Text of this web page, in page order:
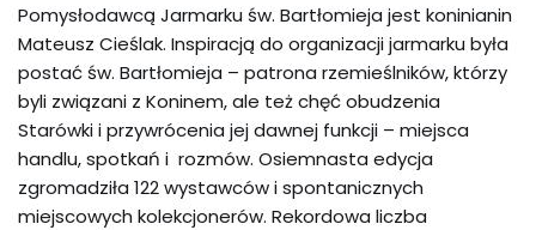
Pomysłodawcą Jarmarku św. Bartłomieja jest koninianin
Mateusz Cieślak. Inspiracją do organizacji jarmarku była
postać św. Bartłomieja – patrona rzemieślników, którzy
byli związani z Koninem, ale też chęć obudzenia
Starówki i przywrócenia jej dawnej funkcji – miejsca
handlu, spotkań i rozmów. Osiemnasta edycja
zgromadziła 122 wystawców i spontanicznych
miejscowych kolekcjonerów. Rekordowa liczba